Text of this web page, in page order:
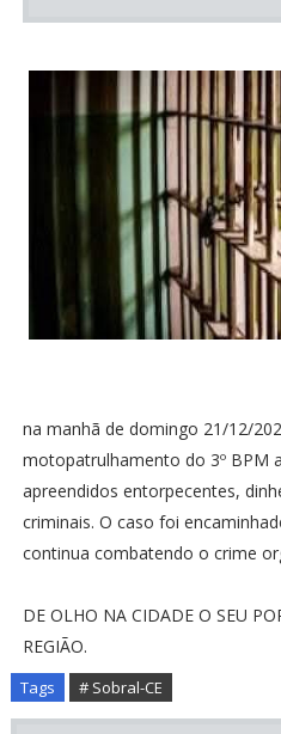
na manhã de domingo 21/12/
motopatrulhamento do 3º BPM
apreendidos entorpecentes,
criminais. O caso foi
continua combatendo o crime
DE OLHO NA CIDADE O SEU
REGIÃO.
Tags # Sobral-CE